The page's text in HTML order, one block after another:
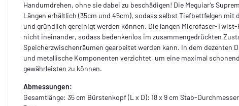
Handumdrehen, ohne sie dabei zu beschädigen! Die Meguiar’s
Längen erhältlich (35cm und 45cm), sodass selbst Tiefbettfelgen mit
und gründlich gereinigt werden können. Die langen Microfaser-
nicht ineinander, sodass bedenkenlos im zusammengedrückten
Speicherzwischenräumen gearbeitet werden kann. In dem dezenten
und metallische Komponenten verzichtet, um eine maximal
gewährleisten zu können.
Abmessungen:
Gesamtlänge: 35 cm Bürstenkopf (L x D): 18 x 9 cm Stab-